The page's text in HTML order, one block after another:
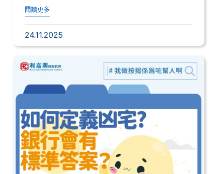
局...
閱讀更多
24.11.2025